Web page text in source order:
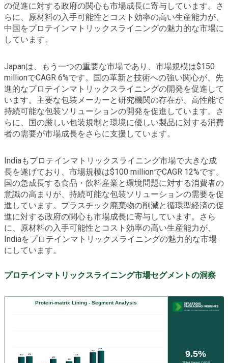
の促進に対する政府の関心も市場成長に寄与しています。さ
らに、原材料の入手可能性とコスト効率の高い生産能力が、
中国をプロテインマトリックスライニングの魅力的な市場に
しています。
Japanは、もう一つの重要な市場であり、市場規模は$150
millionでCAGR 6%です。国の革新と技術への強い関心が、先
進的なプロテインマトリックスライニングの開発を促進して
います。主要な包装メーカーと研究機関の存在が、高性能で
持続可能な包装ソリューションの開発を促進しています。さ
らに、国の厳しい包装規制と環境に優しい製品に対する消費
者の需要が市場成長をさらに支援しています。
Indiaもプロテインマトリックスライニング市場で大きな成
長を遂げており、市場規模は$100 millionでCAGR 12%です。
国の急成長する食品・飲料産業と環境問題に対する消費者の
意識の高まりが、持続可能な包装ソリューションの需要を促
進しています。プラスチック廃棄物の削減と循環型経済の促
進に対する政府の関心も市場成長に寄与しています。さら
に、原材料の入手可能性とコスト効率の高い生産能力が、
Indiaをプロテインマトリックスライニングの魅力的な市場
にしています。
プロテインマトリックスライニング市場セグメントの洞察